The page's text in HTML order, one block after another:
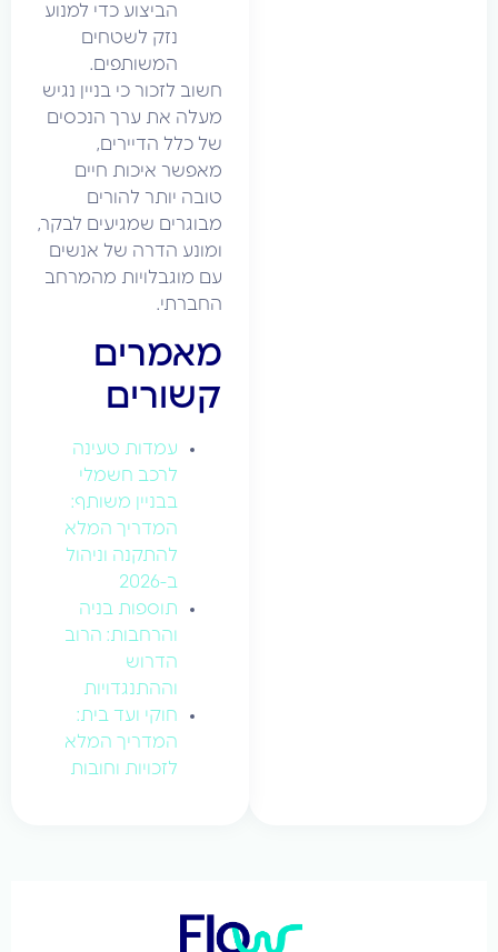
הביצוע כדי למנוע
נזק לשטחים
המשותפים.
חשוב לזכור כי בניין נגיש
מעלה את ערך הנכסים
של כלל הדיירים,
מאפשר איכות חיים
טובה יותר להורים
מבוגרים שמגיעים לבקר,
ומונע הדרה של אנשים
עם מוגבלויות מהמרחב
מאמרים
קשורים
עמדות טעינה
לרכב חשמלי
בבניין משותף:
המדריך המלא
להתקנה וניהול
תוספות בניה
והרחבות: הרוב
וההתנגדויות
חוקי ועד בית:
המדריך המלא
לזכויות וחובות